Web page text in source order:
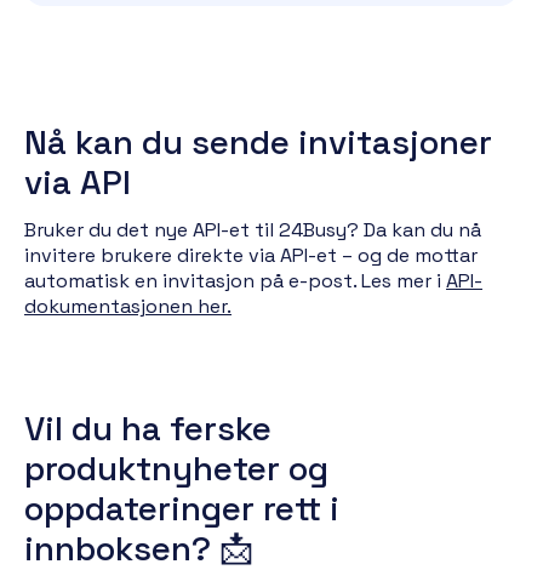
Nå kan du sende invitasjoner
via API
Bruker du det nye API-et til 24Busy? Da kan du nå
invitere brukere direkte via API-et – og de mottar
automatisk en invitasjon på e-post. Les mer i API-
dokumentasjonen her.
Vil du ha ferske
produktnyheter og
oppdateringer rett i
innboksen? 📩